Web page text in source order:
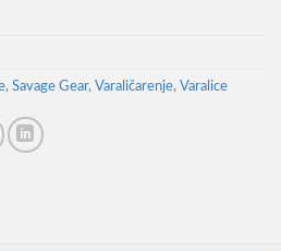
, Savage Gear, Varaličarenje, Varalice